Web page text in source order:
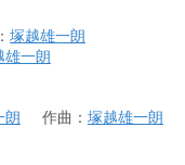
： 塚越雄一朗
雄一朗
朗 作曲 ： 塚越雄一朗